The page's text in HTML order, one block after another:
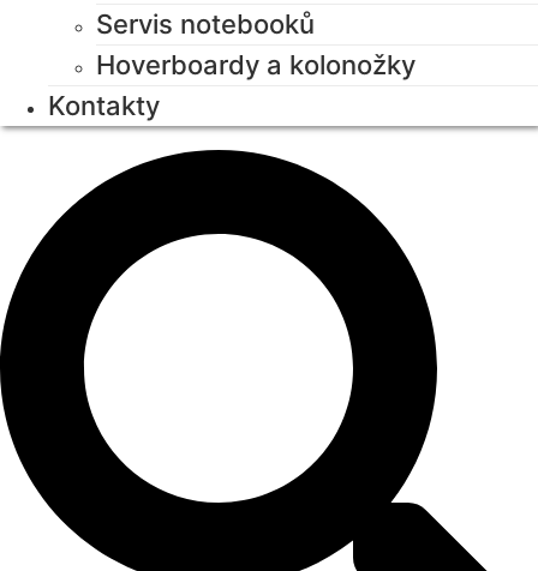
Servis notebooků
Hoverboardy a kolonožky
Kontakty